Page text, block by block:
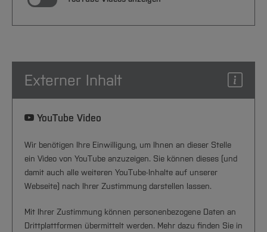
Externer Inhalt
YouTube Video
Wir benötigen Ihre Einwilligung, um Ihnen an dieser Stelle
ein Video von YouTube anzuzeigen. Sie können dieses (und
damit auch alle weiteren YouTube-Inhalte auf unserer
Webseite) nach Ihrer Zustimmung darstellen lassen.
Mit Ihrer Zustimmung können personenbezogene Daten an
Drittplattformen übermittelt werden. Mehr dazu finden Sie in